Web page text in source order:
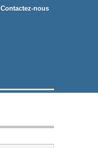
Contactez-nous